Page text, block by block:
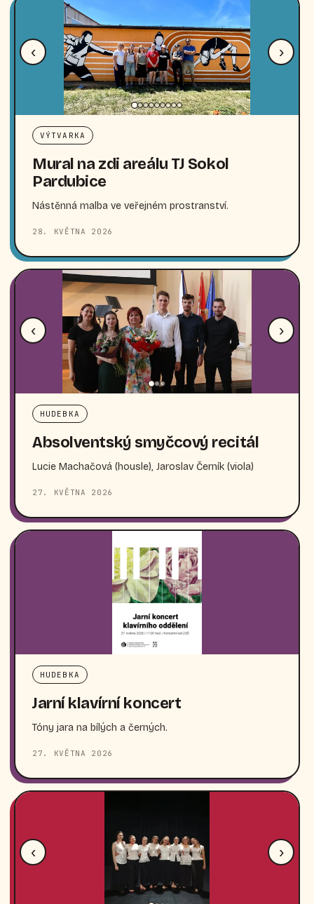
‹ ›
VÝTVARKA
Mural na zdi areálu TJ Sokol
Pardubice
Nástěnná malba ve veřejném prostranství.
28. KVĚTNA 2026
‹ ›
HUDEBKA
Absolventský smyčcový recitál
Lucie Machačová (housle), Jaroslav Černík (viola)
27. KVĚTNA 2026
HUDEBKA
Jarní klavírní koncert
Tóny jara na bílých a černých.
27. KVĚTNA 2026
‹ ›